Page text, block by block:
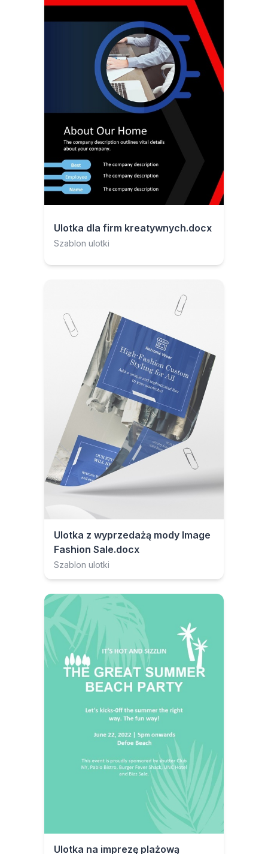
Ulotka dla firm kreatywnych.docx
Szablon ulotki
Ulotka z wyprzedażą mody Image
Fashion Sale.docx
Szablon ulotki
Ulotka na imprezę plażową